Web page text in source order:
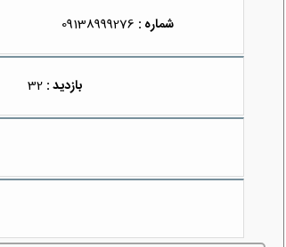
شماره : 09138999276
بازدید :